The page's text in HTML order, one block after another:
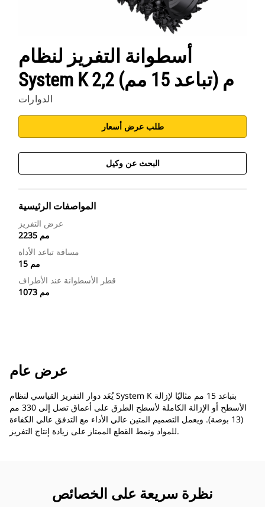
أسطوانة التفريز لنظام
System K 2,2 م (تباعد 15 مم)
الدوارات
طلب عرض أسعار
البحث عن وكيل
المواصفات الرئيسية
عرض التفريز
2235 مم
مسافة تباعد الأداة
15 مم
قطر الأسطوانة عند الأطراف
1073 مم
عرض عام
يُعَد دوار التفريز القياسي لنظام System K بتباعد 15 مم مثاليًا لإزالة
الأسطح أو الإزالة الكاملة لأسطح الطرق على أعماق تصل إلى 330 مم
(13 بوصة). ويعمل التصميم المتين عالي الأداء مع التدفق عالي الكفاءة
للمواد ونمط القطع الممتاز على زيادة إنتاج التفريز.
نظرة سريعة على الخصائص